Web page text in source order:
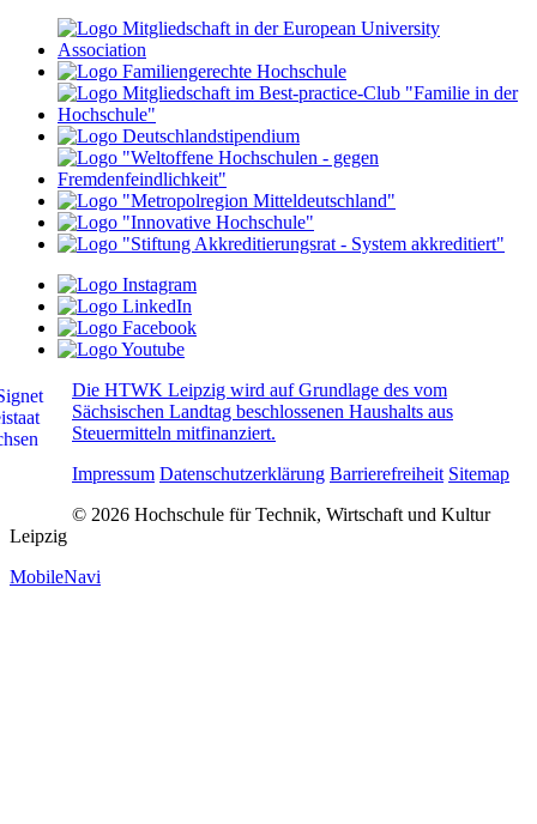
Die HTWK Leipzig wird auf Grundlage des vom
Sächsischen Landtag beschlossenen Haushalts aus
Steuermitteln mitfinanziert.
Impressum Datenschutzerklärung Barrierefreiheit Sitemap
© 2026 Hochschule für Technik, Wirtschaft und Kultur
Leipzig
MobileNavi